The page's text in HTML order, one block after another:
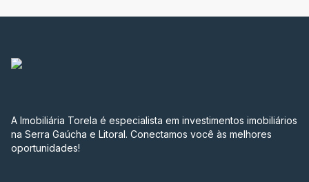
A Imobiliária Torela é especialista em investimentos imobiliários
na Serra Gaúcha e Litoral. Conectamos você às melhores
oportunidades!